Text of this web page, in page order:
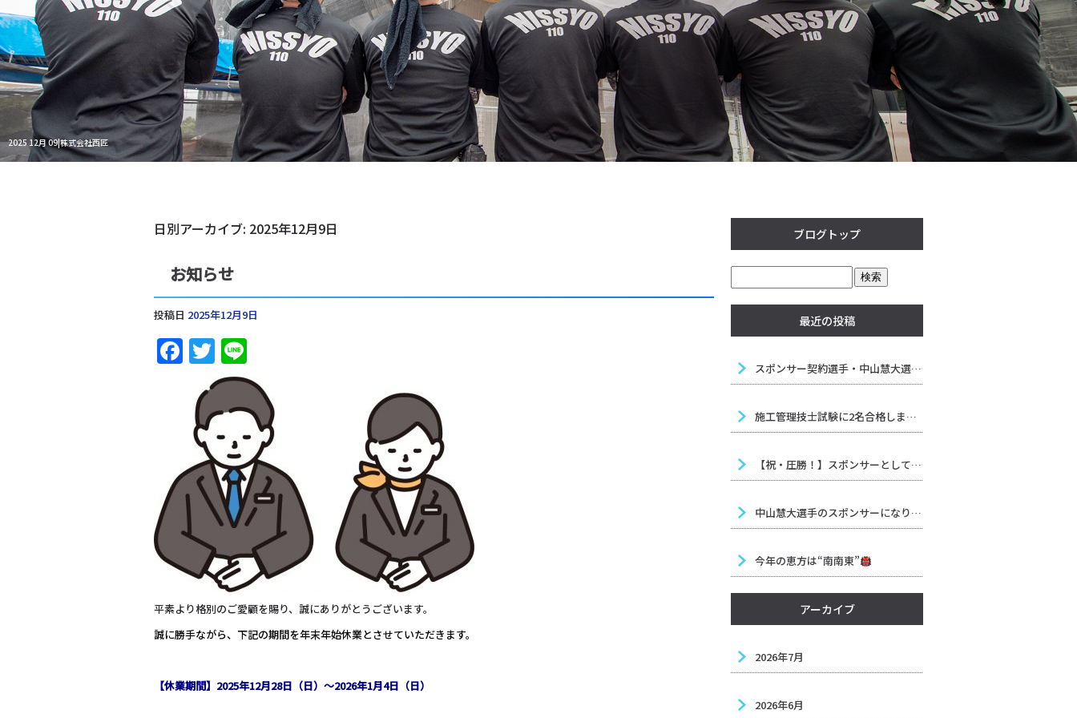
2025 12月 09|株式会社西匠
日別アーカイブ: 2025年12月9日
お知らせ
投稿日 2025年12月9日
Facebook
Twitter
平素より格別のご愛顧を賜り、誠にありがとうございます。
誠に勝手ながら、下記の期間を年末年始休業とさせていただきます。
【休業期間】2025年12月28日（日）～2026年1月4日（日）
ブログトップ
最近の投稿
スポンサー契約選手・中山慧大選手（六島ジム）試合決定のお知らせ
施工管理技士試験に2名合格しました！
【祝・圧勝！】スポンサーとして応援中の中山慧大選手が、ボクシング界を揺るがす大金星！
中山慧大選手のスポンサーになりました！全力で応援します！
今年の恵方は“南南東”
アーカイブ
2026年7月
2026年6月